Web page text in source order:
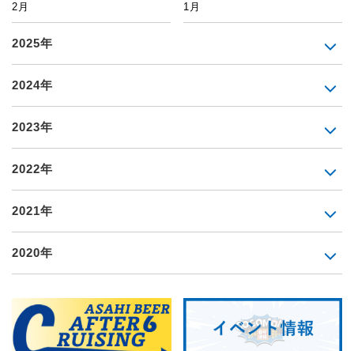
2月 1月
2025年
2024年
2023年
2022年
2021年
2020年